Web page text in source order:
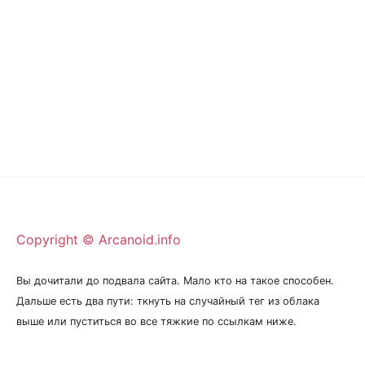
Copyright © Arcanoid.info
Вы дочитали до подвала сайта. Мало кто на такое способен.
Дальше есть два пути: ткнуть на случайный тег из облака
выше или пуститься во все тяжкие по ссылкам ниже.